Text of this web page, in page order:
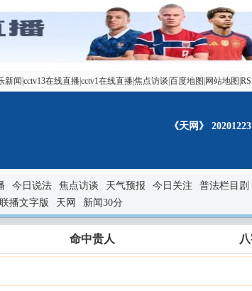
新闻 cctv13在线直播cctv1在线直播焦点访谈 百度地图 网站地图
《天网》
今日说法 焦点访谈 天气预报 今日关注 普法栏目剧
播文字版 天网 新闻30分
命中贵人